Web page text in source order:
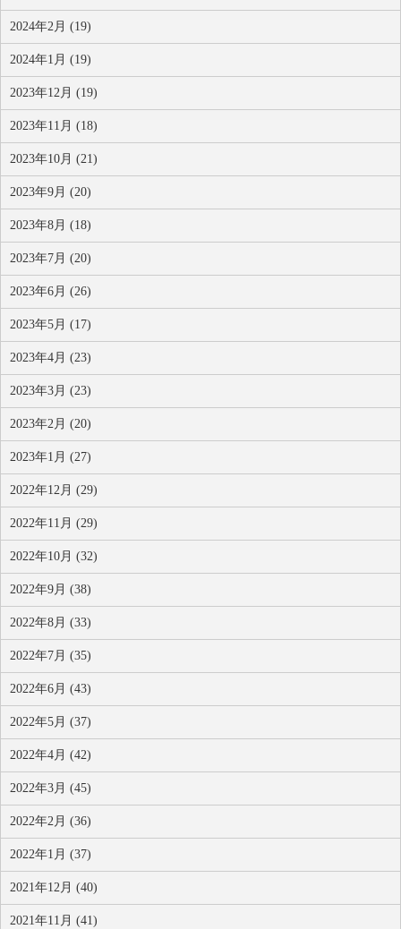
2024年2月 (19)
2024年1月 (19)
2023年12月 (19)
2023年11月 (18)
2023年10月 (21)
2023年9月 (20)
2023年8月 (18)
2023年7月 (20)
2023年6月 (26)
2023年5月 (17)
2023年4月 (23)
2023年3月 (23)
2023年2月 (20)
2023年1月 (27)
2022年12月 (29)
2022年11月 (29)
2022年10月 (32)
2022年9月 (38)
2022年8月 (33)
2022年7月 (35)
2022年6月 (43)
2022年5月 (37)
2022年4月 (42)
2022年3月 (45)
2022年2月 (36)
2022年1月 (37)
2021年12月 (40)
2021年11月 (41)